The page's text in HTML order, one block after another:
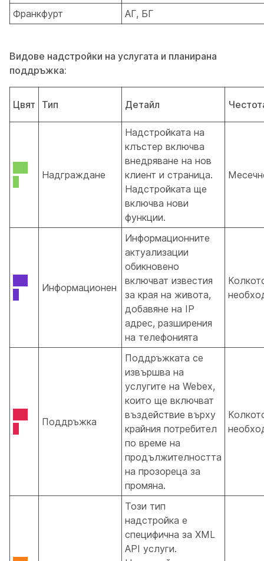
Франкфурт
АГ, БГ
Видове надстройки на услугата и планирана
поддръжка:
Цвят Тип Детайл
Надграждане
Надстройката на
клъстер включва
внедряване на нов
клиент и страница.
Надстройката ще
включва нови
функции.
Информационен
Информационните
актуализации
обикновено
включват известия
за края на живота,
добавяне на IP
адрес, разширения
на телефонията
Поддръжка
Поддръжката се
извършва на
услугите на Webex,
които ще включват
въздействие върху
крайния потребител
по време на
продължителността
на прозореца за
промяна.
Този тип
надстройка е
специфична за XML
API услуги.